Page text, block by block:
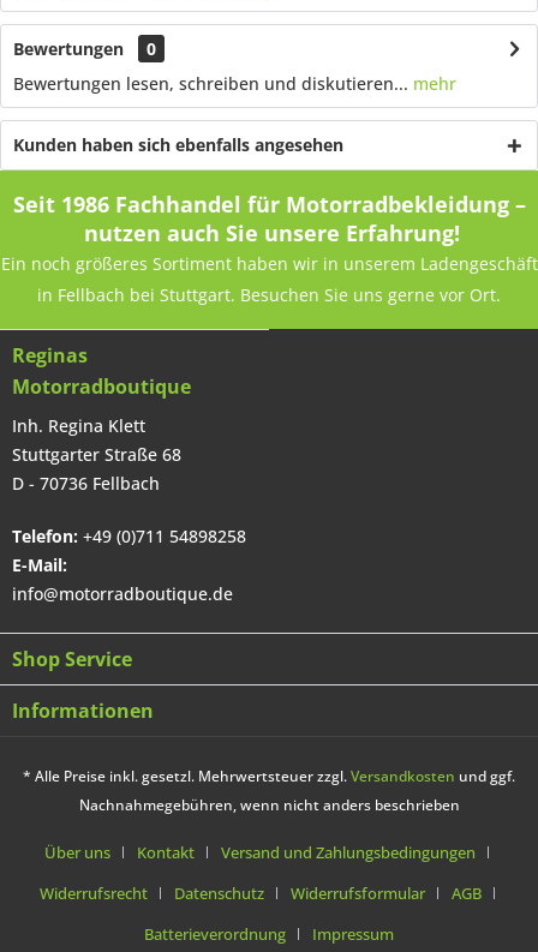
Bewertungen
0
Bewertungen lesen, schreiben und diskutieren... mehr
Kunden haben sich ebenfalls angesehen
Seit 1986 Fachhandel für Motorradbekleidung –
nutzen auch Sie unsere Erfahrung!
Ein noch größeres Sortiment haben wir in unserem Ladengeschäft
in Fellbach bei Stuttgart. Besuchen Sie uns gerne vor Ort.
Reginas
Motorradboutique
Inh. Regina Klett
Stuttgarter Straße 68
D - 70736 Fellbach
Telefon: +49 (0)711 54898258
E-Mail:
info@motorradboutique.de
Shop Service
Informationen
* Alle Preise inkl. gesetzl. Mehrwertsteuer zzgl.Versandkosten und ggf.
Nachnahmegebühren, wenn nicht anders beschrieben
Über uns Kontakt
Versand und Zahlungsbedingungen
Widerrufsrecht
Datenschutz Widerrufsformular
AGB
Batterieverordnung
Impressum